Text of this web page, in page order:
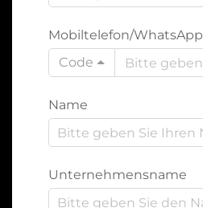
Mobiltelefon/WhatsApp
Code
Name
Unternehmensname